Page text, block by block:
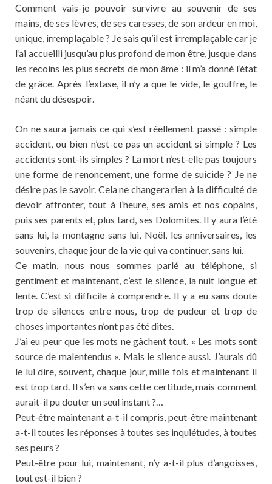
Comment vais-je pouvoir survivre au souvenir de ses
mains, de ses lèvres, de ses caresses, de son ardeur en moi,
unique, irremplaçable ? Je sais qu’il est irremplaçable car je
l’ai accueilli jusqu’au plus profond de mon être, jusque dans
les recoins les plus secrets de mon âme : il m’a donné l’état
de grâce. Après l’extase, il n’y a que le vide, le gouffre, le
néant du désespoir.
On ne saura jamais ce qui s’est réellement passé : simple
accident, ou bien n’est-ce pas un accident si simple ? Les
accidents sont-ils simples ? La mort n’est-elle pas toujours
une forme de renoncement, une forme de suicide ? Je ne
désire pas le savoir. Cela ne changera rien à la difficulté de
devoir affronter, tout à l’heure, ses amis et nos copains,
puis ses parents et, plus tard, ses Dolomites. Il y aura l’été
sans lui, la montagne sans lui, Noël, les anniversaires, les
souvenirs, chaque jour de la vie qui va continuer, sans lui.
Ce matin, nous nous sommes parlé au téléphone, si
gentiment et maintenant, c’est le silence, la nuit longue et
lente. C’est si difficile à comprendre. Il y a eu sans doute
trop de silences entre nous, trop de pudeur et trop de
choses importantes n’ont pas été dites.
J’ai eu peur que les mots ne gâchent tout. « Les mots sont
source de malentendus ». Mais le silence aussi. J’aurais dû
le lui dire, souvent, chaque jour, mille fois et maintenant il
est trop tard. Il s’en va sans cette certitude, mais comment
aurait-il pu douter un seul instant ?…
Peut-être maintenant a-t-il compris, peut-être maintenant
a-t-il toutes les réponses à toutes ses inquiétudes, à toutes
ses peurs ?
Peut-être pour lui, maintenant, n’y a-t-il plus d’angoisses,
tout est-il bien ?